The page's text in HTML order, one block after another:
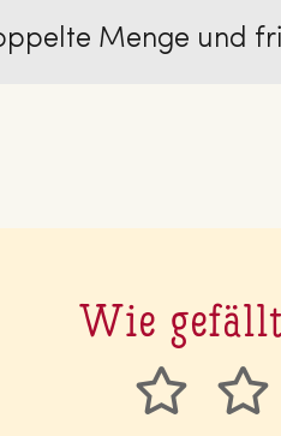
Menge und
Wie